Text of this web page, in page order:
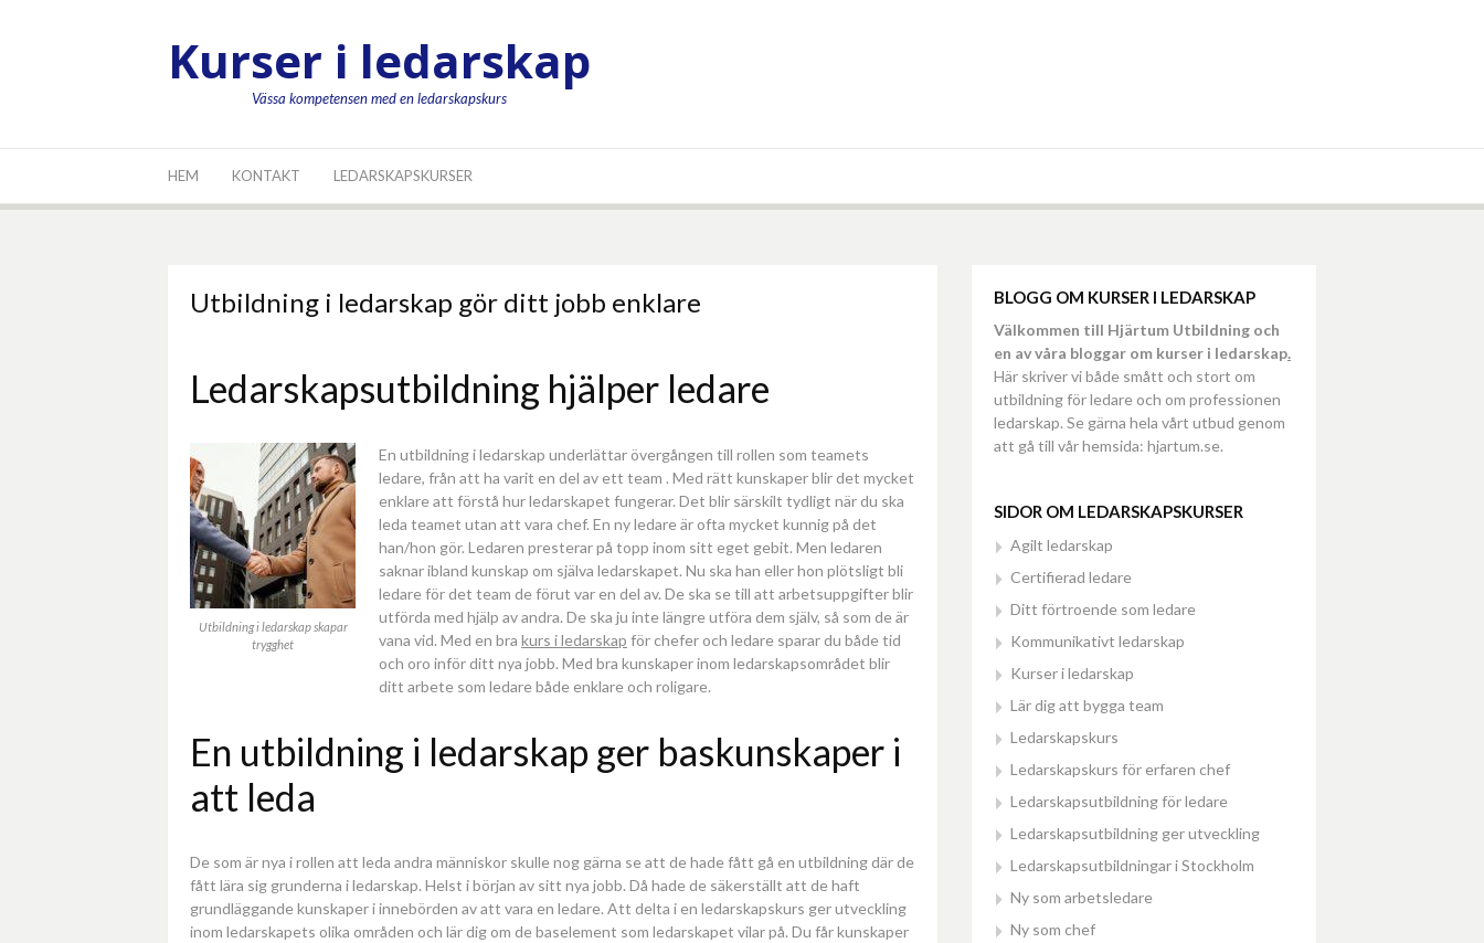
Kurser i ledarskap
Vässa kompetensen med en ledarskapskurs
HEM KONTAKT LEDARSKAPSKURSER
Utbildning i ledarskap gör ditt jobb enklare
Ledarskapsutbildning hjälper ledare
Utbildning i ledarskap skapar
trygghet
En utbildning i ledarskap underlättar övergången till rollen som teamets
ledare, från att ha varit en del av ett team . Med rätt kunskaper blir det mycket
enklare att förstå hur ledarskapet fungerar. Det blir särskilt tydligt när du ska
leda teamet utan att vara chef. En ny ledare är ofta mycket kunnig på det
han/hon gör. Ledaren presterar på topp inom sitt eget gebit. Men ledaren
saknar ibland kunskap om själva ledarskapet. Nu ska han eller hon plötsligt bli
ledare för det team de förut var en del av. De ska se till att arbetsuppgifter blir
utförda med hjälp av andra. De ska ju inte längre utföra dem själv, så som de är
vana vid. Med en bra kurs i ledarskap för chefer och ledare sparar du både tid
och oro inför ditt nya jobb. Med bra kunskaper inom ledarskapsområdet blir
ditt arbete som ledare både enklare och roligare.
En utbildning i ledarskap ger baskunskaper i
att leda
De som är nya i rollen att leda andra människor skulle nog gärna se att de hade fått gå en utbildning där de
fått lära sig grunderna i ledarskap. Helst i början av sitt nya jobb. Då hade de säkerställt att de haft
grundläggande kunskaper i innebörden av att vara en ledare. Att delta i en ledarskapskurs ger utveckling
inom ledarskapets olika områden och lär dig om de baselement som ledarskapet vilar på. Du får kunskaper
BLOGG OM KURSER I LEDARSKAP
Välkommen till Hjärtum Utbildning och
en av våra bloggar om kurser i ledarskap.
Här skriver vi både smått och stort om
utbildning för ledare och om professionen
ledarskap. Se gärna hela vårt utbud genom
att gå till vår hemsida: hjartum.se.
SIDOR OM LEDARSKAPSKURSER
Agilt ledarskap
Certifierad ledare
Ditt förtroende som ledare
Kommunikativt ledarskap
Kurser i ledarskap
Lär dig att bygga team
Ledarskapskurs
Ledarskapskurs för erfaren chef
Ledarskapsutbildning för ledare
Ledarskapsutbildning ger utveckling
Ledarskapsutbildningar i Stockholm
Ny som arbetsledare
Ny som chef